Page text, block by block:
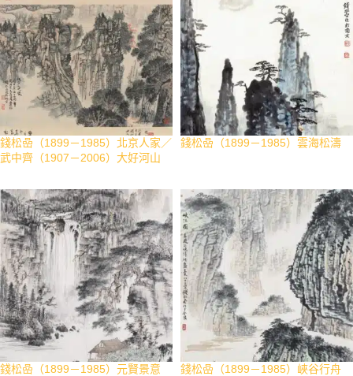
錢松喦（1899－1985）北京人家／
武中齊（1907－2006）大好河山
錢松喦（1899－1985）雲海松濤
錢松喦（1899－1985）元賢景意 錢松喦（1899－1985）峽谷行舟